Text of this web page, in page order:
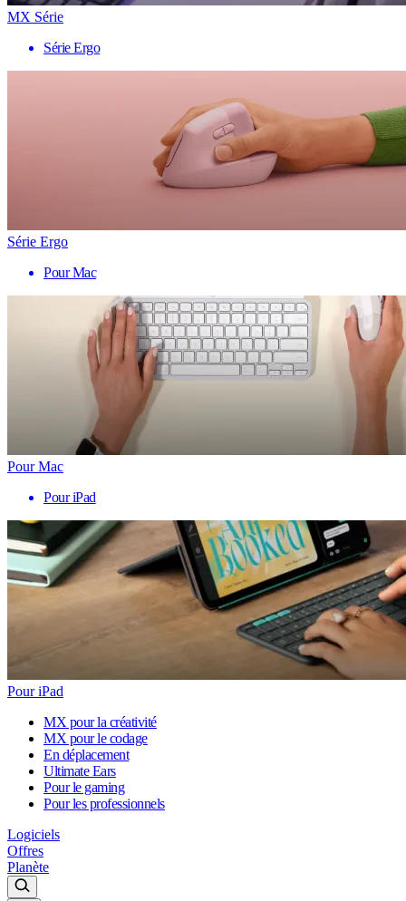
MX Série
Série Ergo
Série Ergo
Pour Mac
Pour Mac
Pour iPad
Pour iPad
MX pour la créativité
MX pour le codage
En déplacement
Ultimate Ears
Pour le gaming
Pour les professionnels
Logiciels
Offres
Planète